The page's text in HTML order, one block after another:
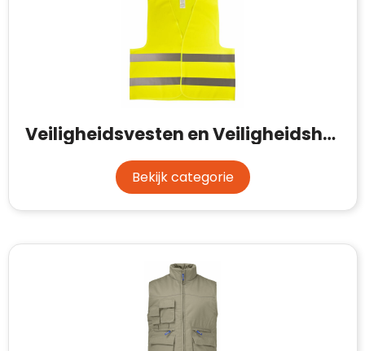
Veiligheidsvesten en Veiligheidshesjes
Bekijk categorie